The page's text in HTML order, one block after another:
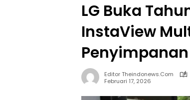
LG Buka
InstaView
Editor Theindonews.com
Februari 17, 2026